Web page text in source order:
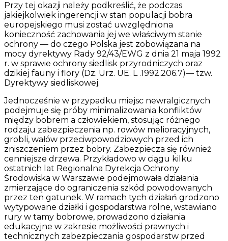
Przy tej okazji należy podkreślić, że podczas
jakiejkolwiek ingerencji w stan populacji bobra
europejskiego musi zostać uwzględniona
konieczność zachowania jej we właściwym stanie
ochrony — do czego Polska jest zobowiązana na
mocy dyrektywy Rady 92/43/EWG z dnia 21 maja 1992
r. w sprawie ochrony siedlisk przyrodniczych oraz
dzikiej fauny i flory (Dz. Urz. UE. L .1992.206.7)— tzw.
Dyrektywy siedliskowej.
Jednocześnie w przypadku miejsc newralgicznych
podejmuje się próby minimalizowania konfliktów
między bobrem a człowiekiem, stosując różnego
rodzaju zabezpieczenia np. rowów melioracyjnych,
grobli, wałów przeciwpowodziowych przed ich
zniszczeniem przez bobry. Zabezpiecza się również
cenniejsze drzewa. Przykładowo w ciągu kilku
ostatnich lat Regionalna Dyrekcja Ochrony
Środowiska w Warszawie podejmowała działania
zmierzające do ograniczenia szkód powodowanych
przez ten gatunek. W ramach tych działań grodzono
wytypowane działki i gospodarstwa rolne, wstawiano
rury w tamy bobrowe, prowadzono działania
edukacyjne w zakresie możliwości prawnych i
technicznych zabezpieczania gospodarstw przed